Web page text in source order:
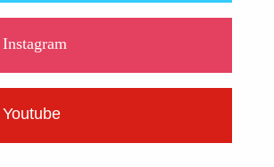
Instagram
Youtube